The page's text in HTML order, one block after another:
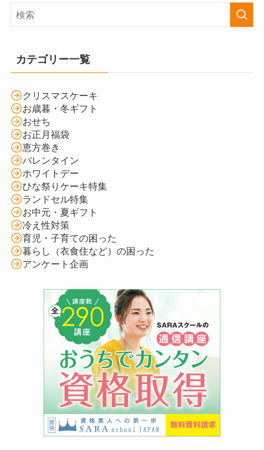
カテゴリー一覧
クリスマスケーキ
お歳暮・冬ギフト
おせち
お正月福袋
恵方巻き
バレンタイン
ホワイトデー
ひな祭りケーキ特集
ランドセル特集
お中元・夏ギフト
冷え性対策
育児・子育ての困った
暮らし（衣食住など）の困った
アンケート企画